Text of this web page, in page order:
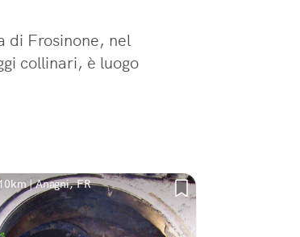
di Frosinone, nel
collinari, è luogo
| Anagni, FR